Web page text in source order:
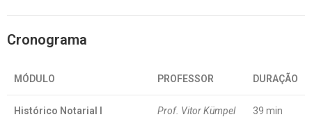
Cronograma
MÓDULO PROFESSOR DURAÇÃO
Histórico Notarial I Prof. Vitor Kümpel 39 min